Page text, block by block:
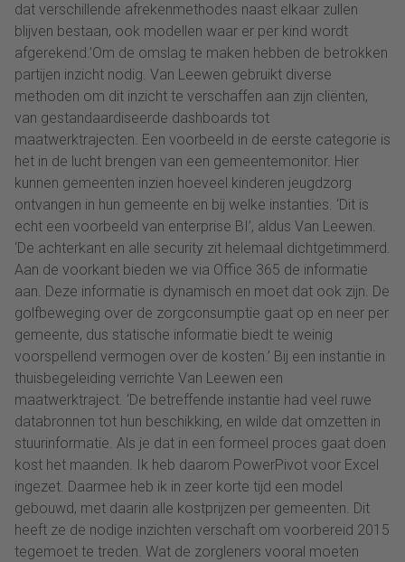
dat verschillende afrekenmethodes naast elkaar zullen
blijven bestaan, ook modellen waar er per kind wordt
afgerekend.’Om de omslag te maken hebben de betrokken
partijen inzicht nodig. Van Leewen gebruikt diverse
methoden om dit inzicht te verschaffen aan zijn cliënten,
van gestandaardiseerde dashboards tot
maatwerktrajecten. Een voorbeeld in de eerste categorie is
het in de lucht brengen van een gemeentemonitor. Hier
kunnen gemeenten inzien hoeveel kinderen jeugdzorg
ontvangen in hun gemeente en bij welke instanties. ‘Dit is
echt een voorbeeld van enterprise BI’, aldus Van Leewen.
‘De achterkant en alle security zit helemaal dichtgetimmerd.
Aan de voorkant bieden we via Office 365 de informatie
aan. Deze informatie is dynamisch en moet dat ook zijn. De
golfbeweging over de zorgconsumptie gaat op en neer per
gemeente, dus statische informatie biedt te weinig
voorspellend vermogen over de kosten.’ Bij een instantie in
thuisbegeleiding verrichte Van Leewen een
maatwerktraject. ‘De betreffende instantie had veel ruwe
databronnen tot hun beschikking, en wilde dat omzetten in
stuurinformatie. Als je dat in een formeel proces gaat doen
kost het maanden. Ik heb daarom PowerPivot voor Excel
ingezet. Daarmee heb ik in zeer korte tijd een model
gebouwd, met daarin alle kostprijzen per gemeenten. Dit
heeft ze de nodige inzichten verschaft om voorbereid 2015
tegemoet te treden. Wat de zorgleners vooral moeten